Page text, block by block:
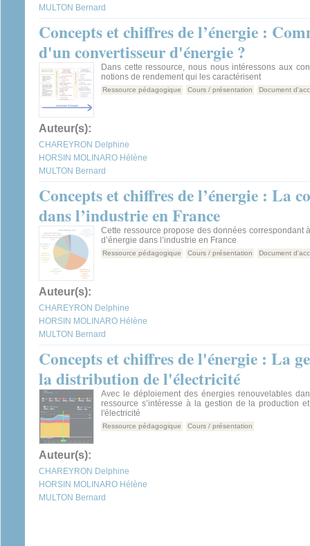
MULTON Bernard
Concepts et chiffres de l’énergie :
d'un convertisseur d'énergie ?
Dans cette ressource, nous nous intéressons aux
notions de rendement qui les caractérisent
Ressource pédagogique Cours / présentation Document
Auteur(s):
CHAREYRON Delphine
HORSIN MOLINARO Hélène
MULTON Bernard
Concepts et chiffres de l’énergie : La
dans l’industrie en France
Cette ressource propose des données correspondant
d’énergie dans l’industrie en France
Ressource pédagogique Cours / présentation Document
Auteur(s):
CHAREYRON Delphine
HORSIN MOLINARO Hélène
MULTON Bernard
Concepts et chiffres de l'énergie : La
la distribution de l'électricité
Avec le déploiement des énergies renouvelables
ressource s’intéresse à la gestion de la production
l'électricité
Ressource pédagogique Cours / présentation
Auteur(s):
CHAREYRON Delphine
HORSIN MOLINARO Hélène
MULTON Bernard